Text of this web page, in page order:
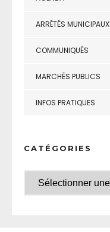
ARRÊTÉS MUNICIPAUX
COMMUNIQUÉS
MARCHÉS PUBLICS
INFOS PRATIQUES
CATÉGORIES